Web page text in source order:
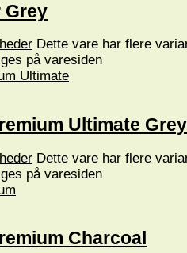
Grey
Dette vare har flere
på varesiden
Ultimate Grey
Dette vare har flere
på varesiden
Charcoal